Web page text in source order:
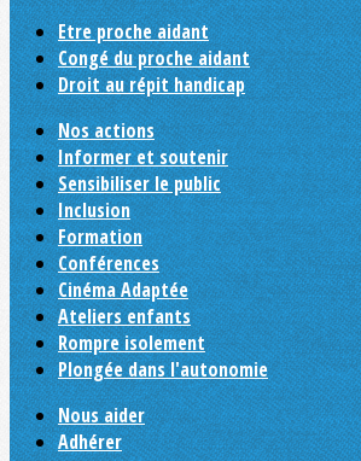
Etre proche aidant
Congé du proche aidant
Droit au répit handicap
Nos actions
Informer et soutenir
Sensibiliser le public
Inclusion
Formation
Conférences
Cinéma Adaptée
Ateliers enfants
Rompre isolement
Plongée dans l'autonomie
Nous aider
Adhérer